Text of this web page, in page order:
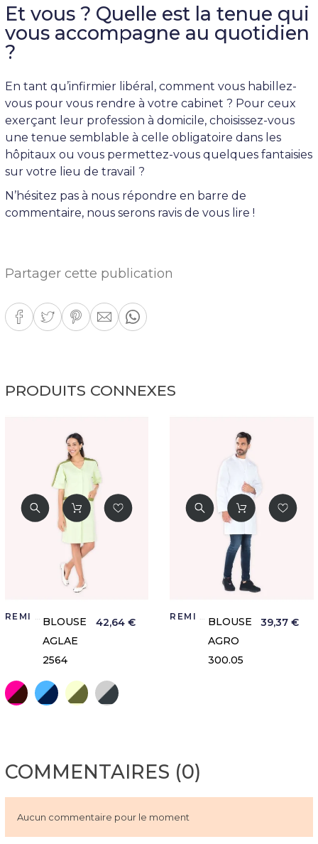
Et vous ? Quelle est la tenue qui
vous accompagne au quotidien
?
En tant qu’infirmier libéral, comment vous habillez-
vous pour vous rendre à votre cabinet ? Pour ceux
exerçant leur profession à domicile, choisissez-vous
une tenue semblable à celle obligatoire dans les
hôpitaux ou vous permettez-vous quelques fantaisies
sur votre lieu de travail ?
N’hésitez pas à nous répondre en barre de
commentaire, nous serons ravis de vous lire !
Partager cette publication
PRODUITS CONNEXES
BLOUSE
AGLAE
2564
42,64 €
Rhodamine/Iris
Ciel/MarineAnis/Fougère
Gris perle/Anthracite
BLOUSE
AGRO
300.05
39,37 €
COMMENTAIRES (0)
Aucun commentaire pour le moment